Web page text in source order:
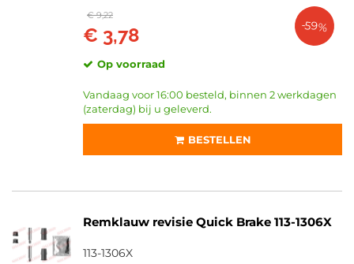
€ 9,22
€ 3,78 -59%
Op voorraad
Vandaag voor 16:00 besteld, binnen 2 werkdagen
(zaterdag) bij u geleverd.
BESTELLEN
Remklauw revisie Quick Brake 113-1306X
113-1306X